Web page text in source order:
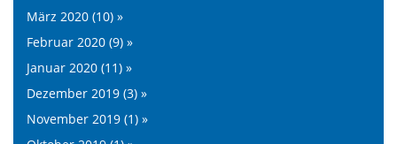
März 2020 (10) »
Februar 2020 (9) »
Januar 2020 (11) »
Dezember 2019 (3) »
November 2019 (1) »